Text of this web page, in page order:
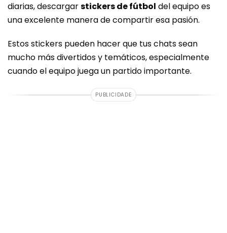
diarias, descargarstickers de fútbol del equipo es
una excelente manera de compartir esa pasión.
Estos stickers pueden hacer que tus chats sean
mucho más divertidos y temáticos, especialmente
cuando el equipo juega un partido importante.
PUBLICIDADE